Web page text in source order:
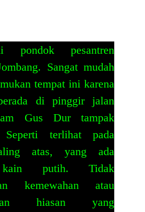
pondok pesantren
Sangat mudah
tempat ini karena
di pinggir jalan
Gus Dur tampak
Seperti terlihat pada
atas, yang ada
kain putih. Tidak
kemewahan atau
hiasan yang